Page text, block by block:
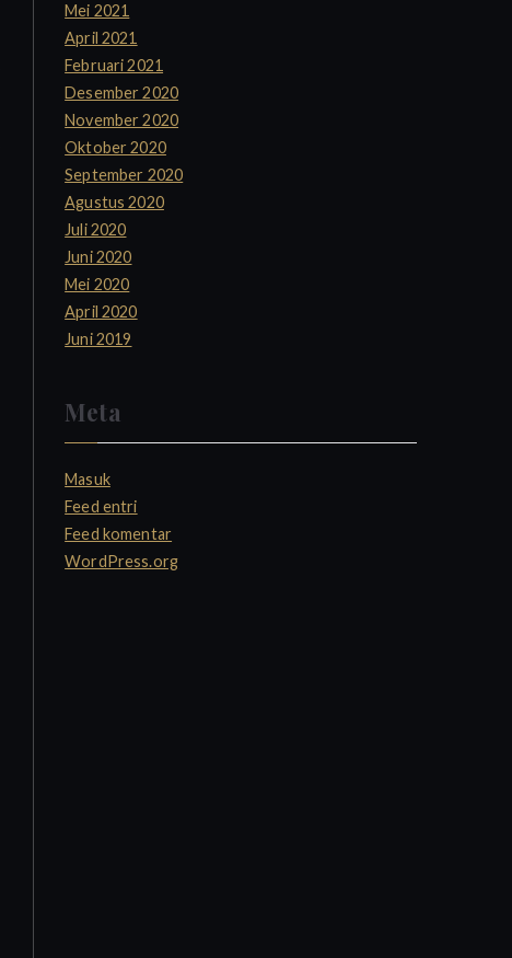
Mei 2021
April 2021
Februari 2021
Desember 2020
November 2020
Oktober 2020
September 2020
Agustus 2020
Juli 2020
Juni 2020
Mei 2020
April 2020
Juni 2019
Meta
Masuk
Feed entri
Feed komentar
WordPress.org